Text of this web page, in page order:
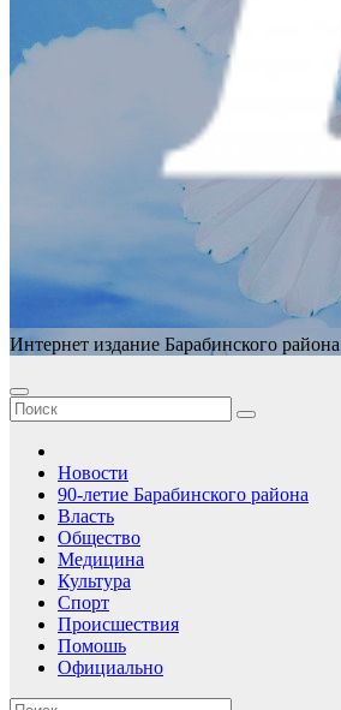
Интернет издание Барабинского района
Новости
90-летие Барабинского района
Власть
Общество
Медицина
Культура
Спорт
Происшествия
Помошь
Официально